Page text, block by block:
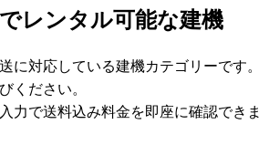
レンタル可能な建機
に対応している建機カテゴリーです。
ください。
力で送料込み料金を即座に確認できま